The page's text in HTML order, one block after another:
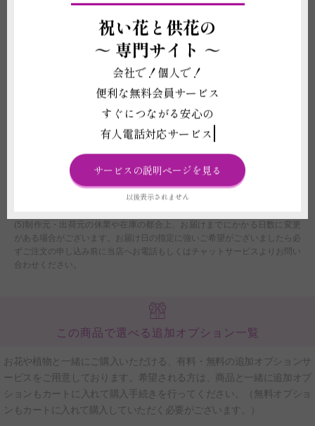
配送に関わる重要な注意事項
（税別）の配送追加代金が必要になります。該当するご注文の場合は、金額
の追加変更を行わせていただきます。
だいたご注文につきましては、翌営業日をもってご注文を承諾したものとさ
(3)注文フォームでお届け時間帯のご指定いただいたとしても、運送会社の
規定に伴い、確約はできません。あくまでご希望として承りますので、予め
ご了承ください。
(4)配送時の交通状況や天候、天災により遅延や配送中止の場合、当店では
ご返品、ご返金、交換、その他のご請求などには応じかねますのでご了承く
(5)制作元・出荷元の休業や在庫の都合上、お届けまでにかかる日数に変更
がある場合がございます。お届け日の指定に強いご希望がございましたら必
ずご注文の申し込み前に当店へお電話もしくはチャットサービスよりお問い
合わせください。
この商品で選べる追加オプション一覧
お花や植物と一緒にご購入いただける、有料・無料の追加オプションサ
ービスをご用意しております。希望される方は、商品と一緒に追加オプ
ションもカートに入れて購入手続きを行ってください。（無料オプショ
ンもカートに入れて購入していただく必要がございます。）
祝い花と供花の
～ 専門サイト ～
会社で！個人で！
便利な無料会員サービス
すぐにつながる安心の
有人電話対応サービス
サービスの説明ページを見る
以後表示されません